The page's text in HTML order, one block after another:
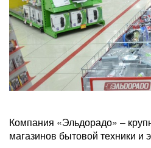
Компания «Эльдорадо» –
магазинов бытовой техники и